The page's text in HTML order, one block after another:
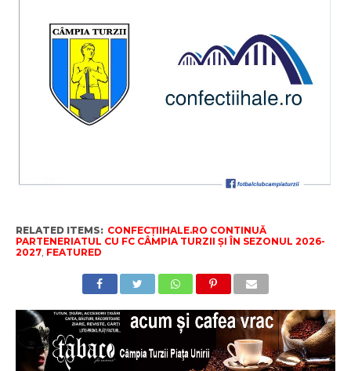
RELATED ITEMS: CONFECȚIIHALE.RO CONTINUĂ
PARTENERIATUL CU FC CÂMPIA TURZII ȘI ÎN SEZONUL 2026-
2027, FEATURED